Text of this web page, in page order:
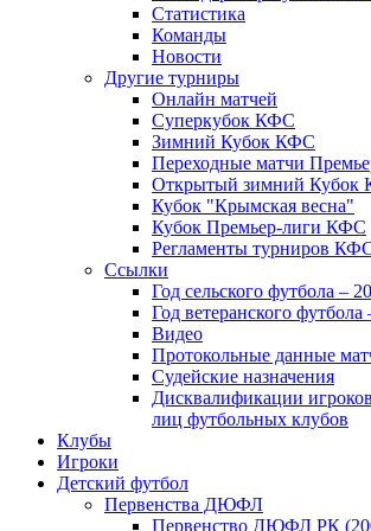
Статистика
Команды
Новости
Другие турниры
Онлайн матчей
Суперкубок КФС
Зимний Кубок КФС
Переходные матчи
Открытый зимний Кубок
Кубок "Крымская весна"
Кубок Премьер-лиги КФС
Регламенты турниров
Ссылки
Год сельского футбола –
Год ветеранского футбола
Видео
Протокольные данные
Судейские назначения
Дисквалификации
лиц футбольных клубов
Клубы
Игроки
Детский футбол
Первенства ДЮФЛ
Первенство ДЮФЛ РК